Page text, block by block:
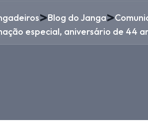
>Blog do Janga>
especial, aniversário de 44